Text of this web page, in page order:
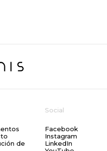
de
Social
Facebook
Instagram
LinkedIn